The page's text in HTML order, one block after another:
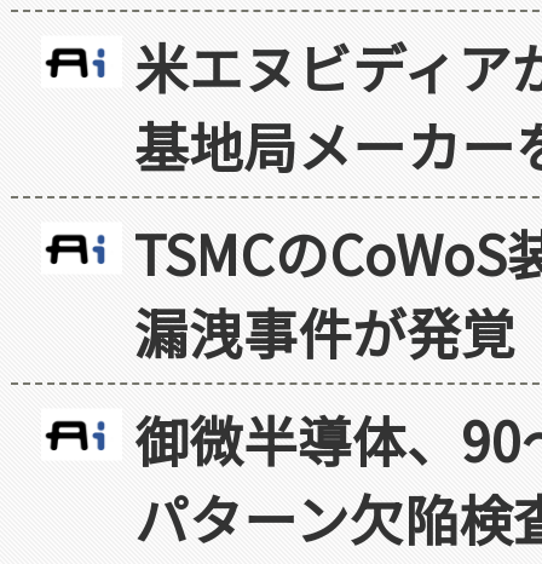
米エヌビディア
基地局メーカー
TSMCの
漏洩事件が発覚
御微半導体、
パターン欠陥検